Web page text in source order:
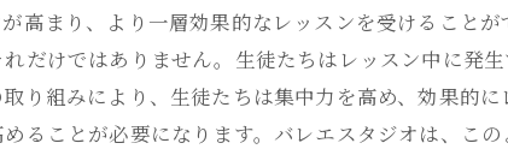
高まり、より一層効果的なレッスンを受けること
だけではありません。生徒たちはレッスン中に発
り組みにより、生徒たちは集中力を高め、効果的
ることが必要になります。バレエスタジオは、こ